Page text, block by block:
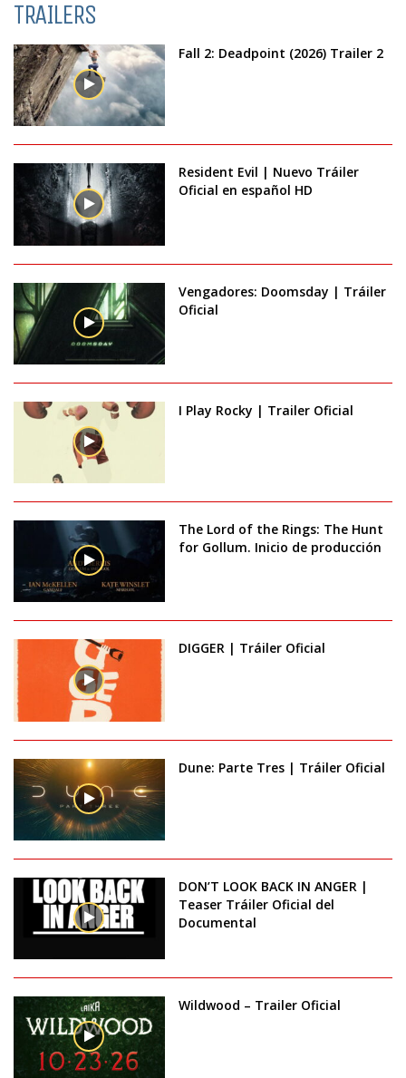
TRAILERS
Fall 2: Deadpoint (2026) Trailer 2
Resident Evil | Nuevo Tráiler
Oficial en español HD
Vengadores: Doomsday | Tráiler
Oficial
I Play Rocky | Trailer Oficial
The Lord of the Rings: The Hunt
for Gollum. Inicio de producción
DIGGER | Tráiler Oficial
Dune: Parte Tres | Tráiler Oficial
DON’T LOOK BACK IN ANGER |
Teaser Tráiler Oficial del
Documental
Wildwood – Trailer Oficial